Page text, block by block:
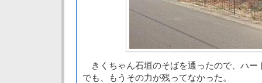
きくちゃん石垣のそばを通ったので、ハー
でも、もうその力が残ってなかった。